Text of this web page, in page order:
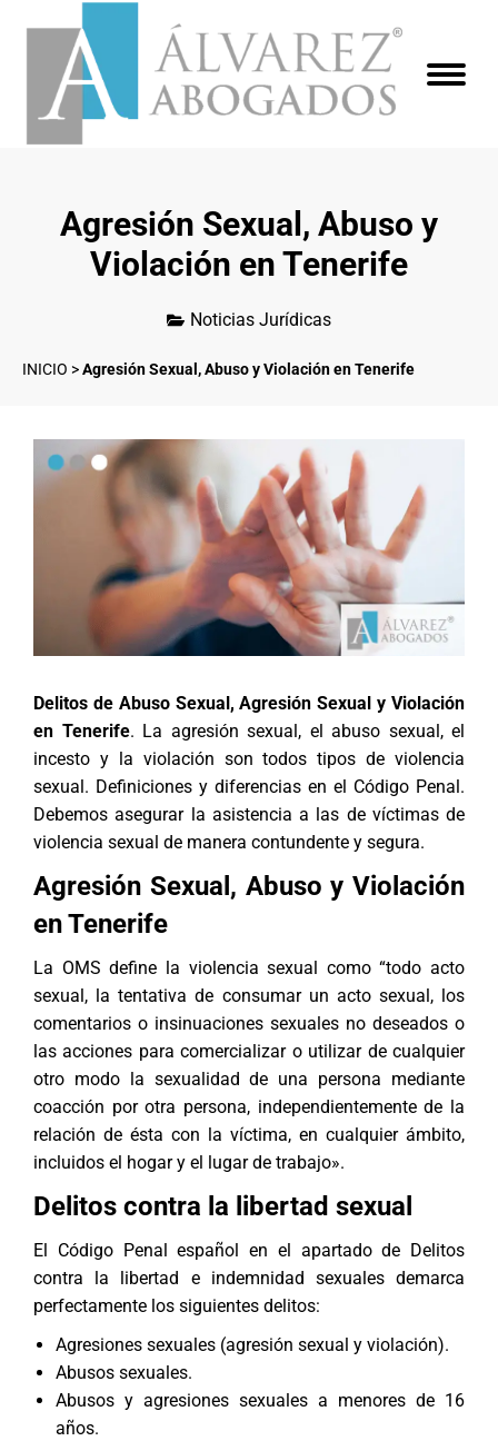
Agresión Sexual, Abuso y
Violación en Tenerife
Noticias Jurídicas
INICIO >Agresión Sexual, Abuso y Violación en Tenerife
Delitos de Abuso Sexual, Agresión Sexual y Violación
en Tenerife. La agresión sexual, el abuso sexual, el
incesto y la violación son todos tipos de violencia
sexual. Definiciones y diferencias en el Código Penal.
Debemos asegurar la asistencia a las de víctimas de
violencia sexual de manera contundente y segura.
Agresión Sexual, Abuso y Violación
en Tenerife
La OMS define la violencia sexual como “todo acto
sexual, la tentativa de consumar un acto sexual, los
comentarios o insinuaciones sexuales no deseados o
las acciones para comercializar o utilizar de cualquier
otro modo la sexualidad de una persona mediante
coacción por otra persona, independientemente de la
relación de ésta con la víctima, en cualquier ámbito,
incluidos el hogar y el lugar de trabajo».
Delitos contra la libertad sexual
El Código Penal español en el apartado de Delitos
contra la libertad e indemnidad sexualesdemarca
perfectamente los siguientes delitos:
Agresiones sexuales (agresión sexual y violación).
Abusos sexuales.
Abusos y agresiones sexuales a menores de 16
años.